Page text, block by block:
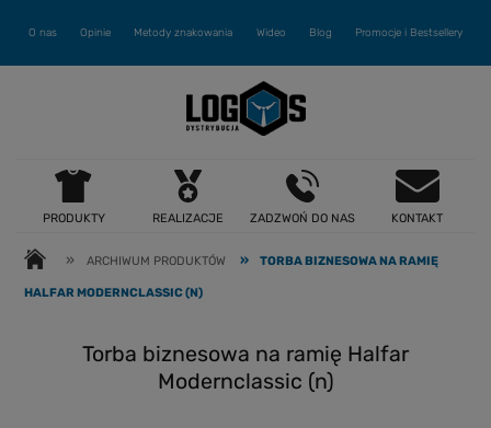
O nas Opinie Metody znakowania Wideo Blog Promocje i Bestsellery
PRODUKTY REALIZACJE ZADZWOŃ DO NAS KONTAKT
» ARCHIWUM PRODUKTÓW » TORBA BIZNESOWA NA RAMIĘ
HALFAR MODERNCLASSIC (N)
Torba biznesowa na ramię Halfar
Modernclassic (n)